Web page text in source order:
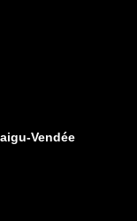
Vendée